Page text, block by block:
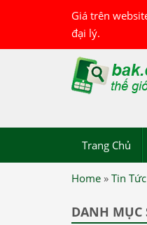
Giá trên
đại lý.
Trang Chủ
Home » Tin Tức
DANH MỤC